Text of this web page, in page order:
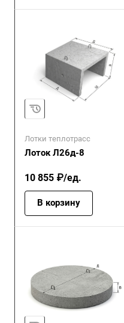
Лотки теплотрасс
Лоток Л26д-8
10 855 ₽/ед.
В корзину